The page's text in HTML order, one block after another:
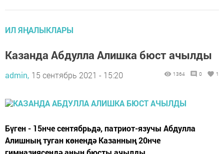
ИЛ ЯҢАЛЫКЛАРЫ
Казанда Абдулла Алишка бюст ачылды
admin, 15 сентябрь 2021 - 15:20 1364 0 1
Бүген - 15нче сентябрьдә, патриот-язучы Абдулла
Алишның туган көнендә Казанның 20нче